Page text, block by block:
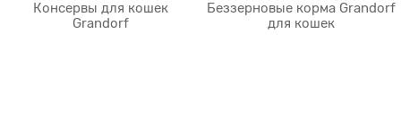
Консервы для кошек
Grandorf
Беззерновые корма Grandorf
для кошек